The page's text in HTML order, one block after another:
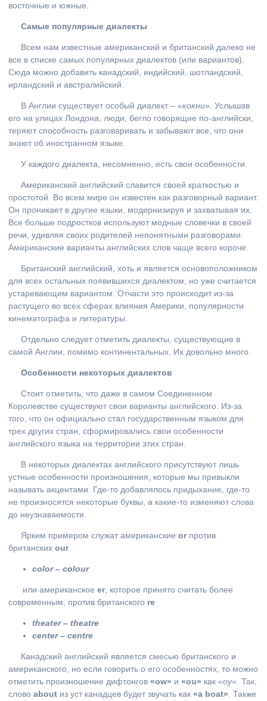
восточные и южные.
Самые популярные диалекты
Всем нам известные американский и британский далеко не
все в списке самых популярных диалектов (или вариантов).
Сюда можно добавить канадский, индийский, шотландский,
ирландский и австралийский.
В Англии существует особый диалект – «кокни». Услышав
его на улицах Лондона, люди, бегло говорящие по-английски,
теряют способность разговаривать и забывают все, что они
знают об иностранном языке.
У каждого диалекта, несомненно, есть свои особенности.
Американский английский славится своей краткостью и
простотой. Во всем мире он известен как разговорный вариант.
Он проникает в другие языки, модернизируя и захватывая их.
Все больше подростков используют модные словечки в своей
речи, удивляя своих родителей непонятными разговорами.
Американские варианты английских слов чаще всего короче.
Британский английский, хоть и является основоположником
для всех остальных появившихся диалектом, но уже считается
устаревающим вариантом. Отчасти это происходит из-за
растущего во всех сферах влияния Америки, популярности
кинематографа и литературы.
Отдельно следует отметить диалекты, существующие в
самой Англии, помимо континентальных. Их довольно много.
Особенности некоторых диалектов
Стоит отметить, что даже в самом Соединенном
Королевстве существуют свои варианты английского. Из-за
того, что он официально стал государственным языком для
трех других стран, сформировались свои особенности
английского языка на территории этих стран.
В некоторых диалектах английского присутствуют лишь
устные особенности произношения, которые мы привыкли
называть акцентами. Где-то добавлялось придыхание, где-то
не произносятся некоторые буквы, а какие-то изменяют слова
до неузнаваемости.
Ярким примером служат американские orпротив
британских our
color – colour
или американское er, которое принято считать более
современным, против британского re
theater – theatre
center – centre
Канадский английский является смесью британского и
американского, но если говорить о его особенностях, то можно
отметить произношение дифтонгов «ow» и «ou» как «оу» . Так,
слово about из уст канадцев будет звучать как «a boat» . Также